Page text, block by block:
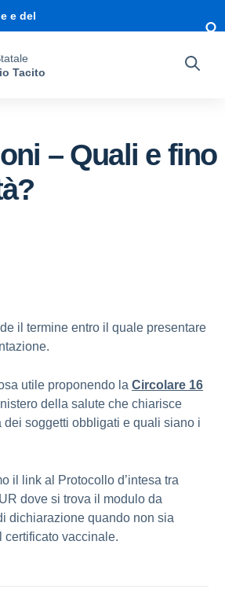
e del
Tacito
– Quali e fino
il termine entro il quale presentare
utile proponendo la Circolare 16
della salute che chiarisce
dei soggetti obbligati e quali siano i
il link al Protocollo d’intesa tra
dove si trova il modulo da
dichiarazione quando non sia
vaccinale.